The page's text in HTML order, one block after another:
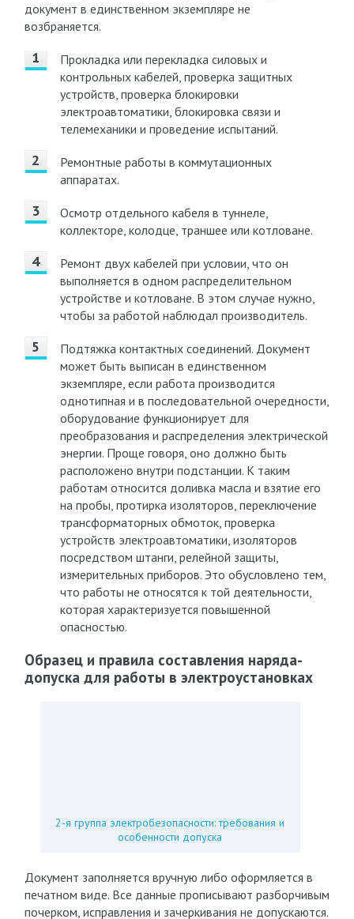
документ в единственном экземпляре не
возбраняется.
Прокладка или перекладка силовых и
контрольных кабелей, проверка защитных
устройств, проверка блокировки
электроавтоматики, блокировка связи и
телемеханики и проведение испытаний.
Ремонтные работы в коммутационных
аппаратах.
Осмотр отдельного кабеля в туннеле,
коллекторе, колодце, траншее или котловане.
Ремонт двух кабелей при условии, что он
выполняется в одном распределительном
устройстве и котловане. В этом случае нужно,
чтобы за работой наблюдал производитель.
Подтяжка контактных соединений. Документ
может быть выписан в единственном
экземпляре, если работа производится
однотипная и в последовательной очередности,
оборудование функционирует для
преобразования и распределения электрической
энергии. Проще говоря, оно должно быть
расположено внутри подстанции. К таким
работам относится доливка масла и взятие его
на пробы, протирка изоляторов, переключение
трансформаторных обмоток, проверка
устройств электроавтоматики, изоляторов
посредством штанги, релейной защиты,
измерительных приборов. Это обусловлено тем,
что работы не относятся к той деятельности,
которая характеризуется повышенной
опасностью.
Образец и правила составления наряда-
допуска для работы в электроустановках
2-я группа электробезопасности: требования и
особенности допуска
Документ заполняется вручную либо оформляется в
печатном виде. Все данные прописывают разборчивым
почерком, исправления и зачеркивания не допускаются.